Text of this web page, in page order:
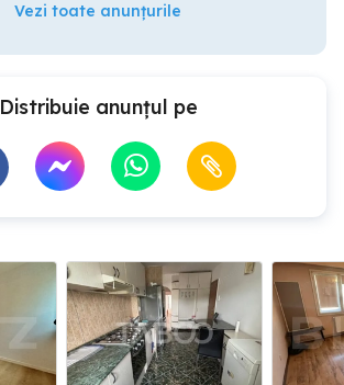
Vezi toate anunțurile
Distribuie anunțul pe